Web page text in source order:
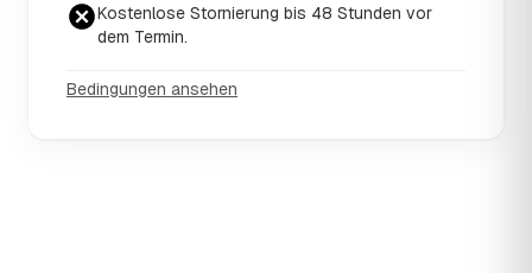
Kostenlose Stornierung bis 48 Stunden vor
dem Termin.
Bedingungen ansehen